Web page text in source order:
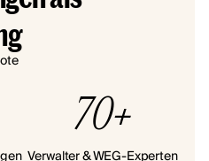
70+
Verwalter & WEG-Experten